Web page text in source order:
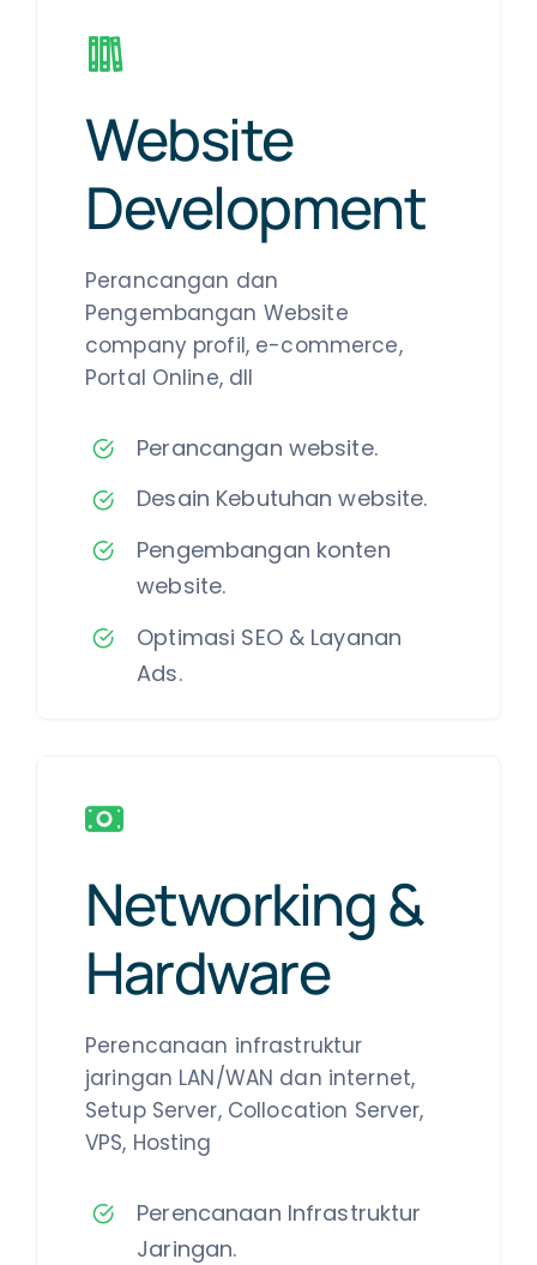
Website
Development
Perancangan dan
Pengembangan Website
company profil, e-commerce,
Portal Online, dll
Perancangan website.
Desain Kebutuhan website.
Pengembangan konten
website.
Optimasi SEO & Layanan
Ads.
Networking &
Hardware
Perencanaan infrastruktur
jaringan LAN/WAN dan internet,
Setup Server, Collocation Server,
VPS, Hosting
Perencanaan Infrastruktur
Jaringan.